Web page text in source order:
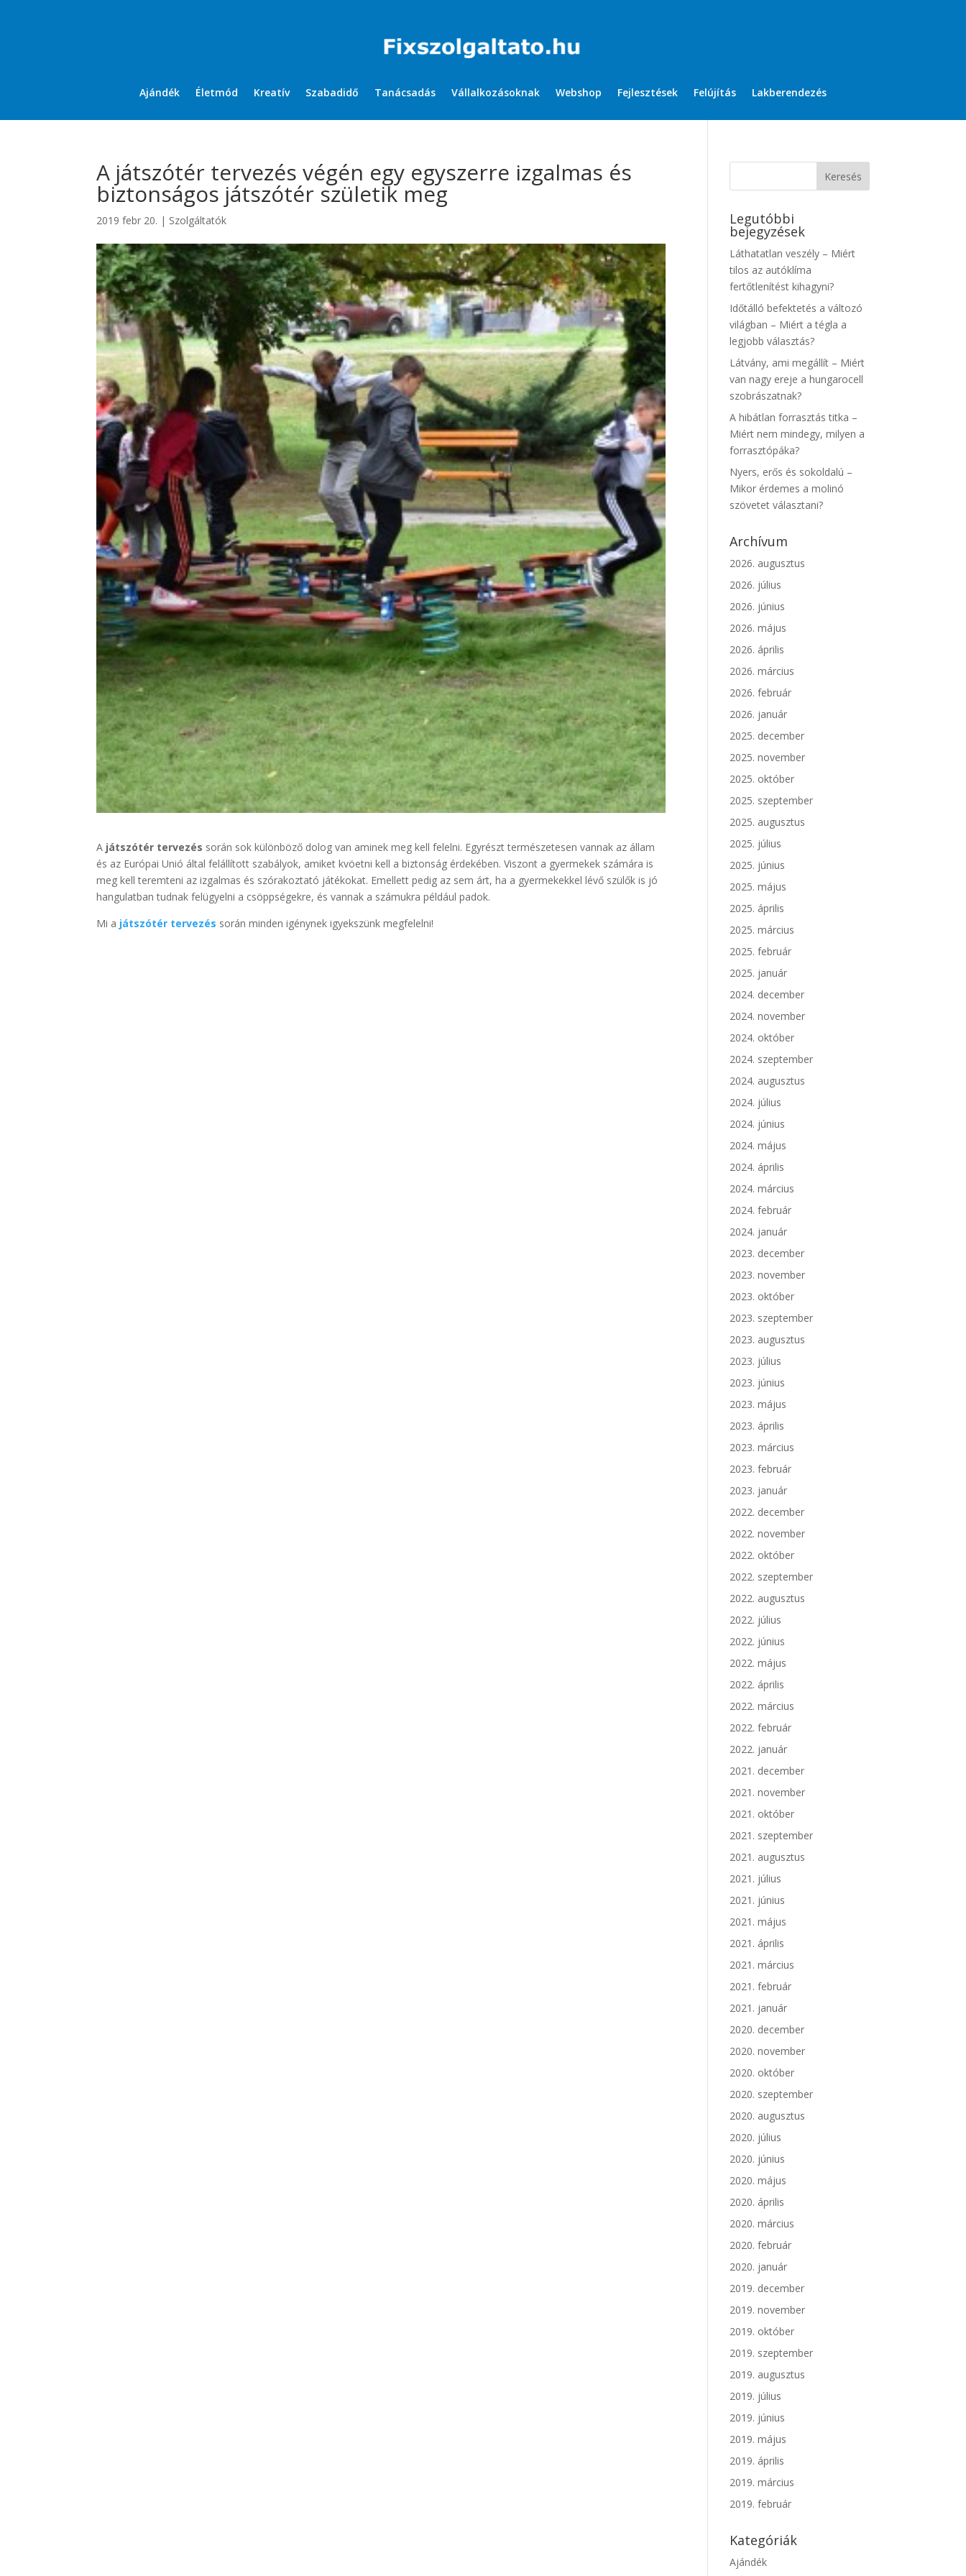
Ajándék Életmód Kreatív Szabadidő Tanácsadás Vállalkozásoknak Webshop Fejlesztések Felújítás Lakberendezés
A játszótér tervezés végén egy egyszerre izgalmas és
biztonságos játszótér születik meg
2019 febr 20. | Szolgáltatók
A játszótér tervezés során sok különböző dolog van aminek meg kell felelni. Egyrészt természetesen vannak az állam
és az Európai Unió által felállított szabályok, amiket kvöetni kell a biztonság érdekében. Viszont a gyermekek számára is
meg kell teremteni az izgalmas és szórakoztató játékokat. Emellett pedig az sem árt, ha a gyermekekkel lévő szülők is jó
hangulatban tudnak felügyelni a csöppségekre, és vannak a számukra például padok.
Mi a játszótér tervezés során minden igénynek igyekszünk megfelelni!
Legutóbbi
bejegyzések
Láthatatlan veszély – Miért
tilos az autóklíma
fertőtlenítést kihagyni?
Időtálló befektetés a változó
világban – Miért a tégla a
legjobb választás?
Látvány, ami megállít – Miért
van nagy ereje a hungarocell
szobrászatnak?
A hibátlan forrasztás titka –
Miért nem mindegy, milyen a
forrasztópáka?
Nyers, erős és sokoldalú –
Mikor érdemes a molinó
szövetet választani?
Archívum
2026. augusztus
2026. július
2026. június
2026. május
2026. április
2026. március
2026. február
2026. január
2025. december
2025. november
2025. október
2025. szeptember
2025. augusztus
2025. július
2025. június
2025. május
2025. április
2025. március
2025. február
2025. január
2024. december
2024. november
2024. október
2024. szeptember
2024. augusztus
2024. július
2024. június
2024. május
2024. április
2024. március
2024. február
2024. január
2023. december
2023. november
2023. október
2023. szeptember
2023. augusztus
2023. július
2023. június
2023. május
2023. április
2023. március
2023. február
2023. január
2022. december
2022. november
2022. október
2022. szeptember
2022. augusztus
2022. július
2022. június
2022. május
2022. április
2022. március
2022. február
2022. január
2021. december
2021. november
2021. október
2021. szeptember
2021. augusztus
2021. július
2021. június
2021. május
2021. április
2021. március
2021. február
2021. január
2020. december
2020. november
2020. október
2020. szeptember
2020. augusztus
2020. július
2020. június
2020. május
2020. április
2020. március
2020. február
2020. január
2019. december
2019. november
2019. október
2019. szeptember
2019. augusztus
2019. július
2019. június
2019. május
2019. április
2019. március
2019. február
Kategóriák
Ajándék